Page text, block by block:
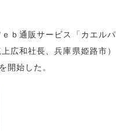
ｂ通販サービス「カエルパ
広和社長、兵庫県姫路市）
開始した。